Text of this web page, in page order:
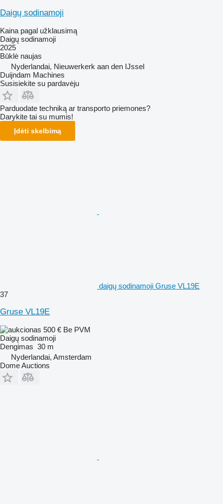
Daigų sodinamoji
Kaina pagal užklausimą
Daigų sodinamoji
2025
Būklė naujas
Nyderlandai, Nieuwerkerk aan den IJssel
Duijndam Machines
Susisiekite su pardavėju
Parduodate techniką ar transporto priemones?
Darykite tai su mumis!
Įdėti skelbimą
daigų sodinamoji Gruse VL19E
37
Gruse VL19E
500 € Be PVM
Daigų sodinamoji
Dengimas 30 m
Nyderlandai, Amsterdam
Dome Auctions